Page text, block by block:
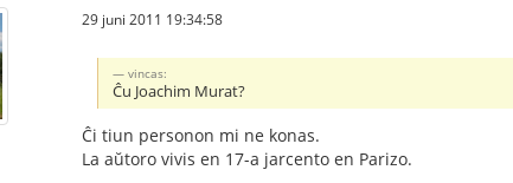
29 juni 2011 19:34:58
vincas:
Ĉu Joachim Murat?
Ĉi tiun personon mi ne konas.
La aŭtoro vivis en 17-a jarcento en Parizo.